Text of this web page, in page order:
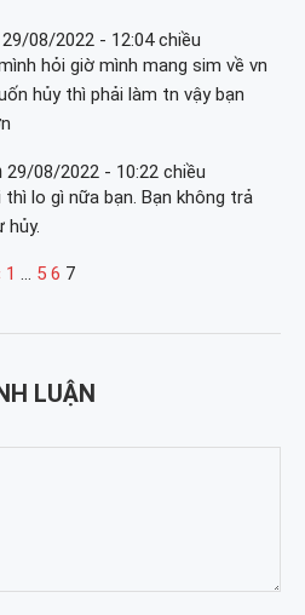
29/08/2022 - 12:04 chiều
hỏi giờ mình mang sim về vn
hủy thì phải làm tn vậy bạn
29/08/2022 - 10:22 chiều
lo gì nữa bạn. Bạn không trả
hủy.
1 … 5 6 7
LUẬN